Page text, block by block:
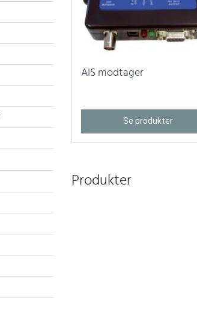
AIS modtager
Se produkter
Produkter